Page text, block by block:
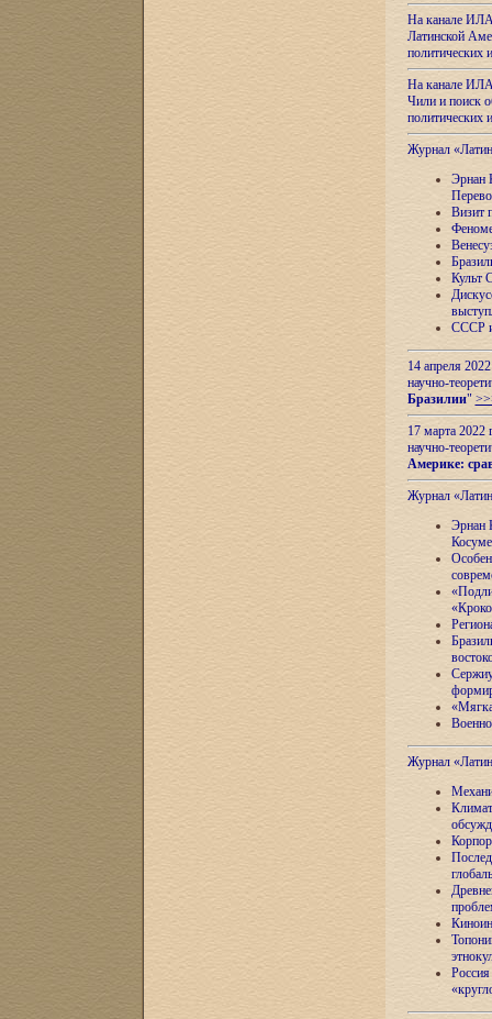
На канале
Латинской
На канале
Чили и поиск
Журнал
Эрнан
Визит
Культ
СССР и
14 апреля
научно-
Бразилии"
17 марта 2022
научно-
Америке:
Журнал
Эрнан
Журнал